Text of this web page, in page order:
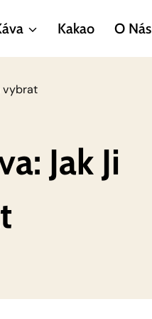
Kakao O Nás
vybrat
Jak Ji